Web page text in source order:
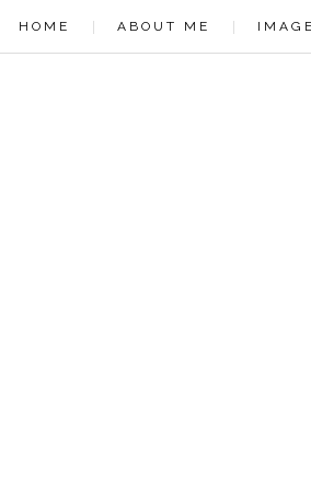
hover over */ text-decoration: none; /* no underline
text-align:right; font-size:15px; padding:10px;
HOME ABOUT ME